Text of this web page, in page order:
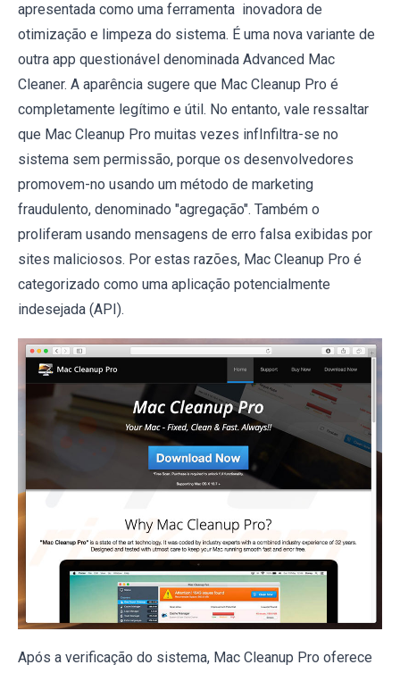
apresentada como uma ferramenta inovadora de
otimização e limpeza do sistema. É uma nova variante de
outra app questionável denominada Advanced Mac
Cleaner. A aparência sugere que Mac Cleanup Pro é
completamente legítimo e útil. No entanto, vale ressaltar
que Mac Cleanup Pro muitas vezes infInfiltra-se no
sistema sem permissão, porque os desenvolvedores
promovem-no usando um método de marketing
fraudulento, denominado "agregação". Também o
proliferam usando mensagens de erro falsa exibidas por
sites maliciosos. Por estas razões, Mac Cleanup Pro é
categorizado como uma aplicação potencialmente
indesejada (API).
Após a verificação do sistema, Mac Cleanup Pro oferece